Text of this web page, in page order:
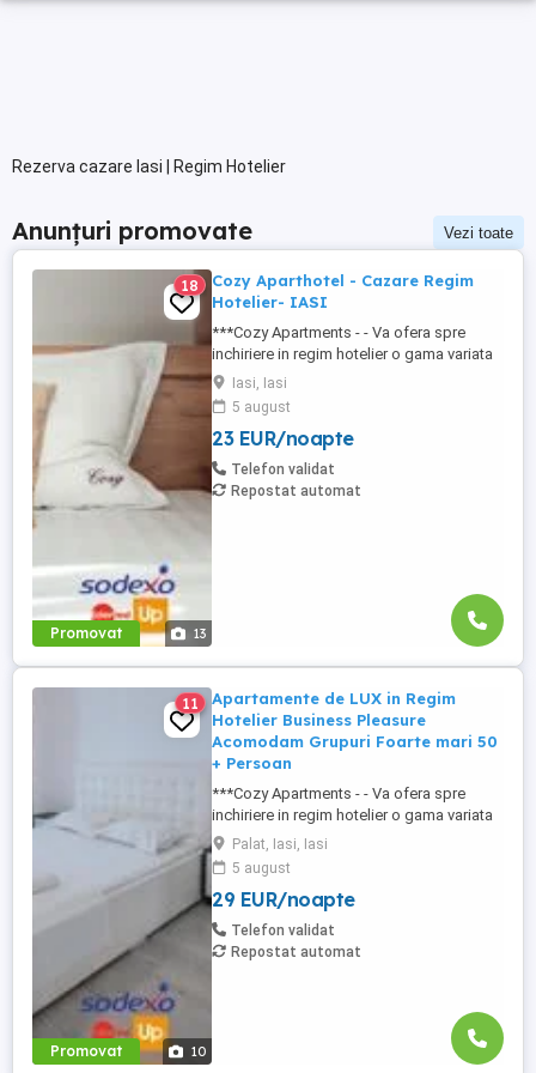
Rezerva cazare Iasi | Regim Hotelier
Anunțuri promovate Vezi toate
Promovat 13
18
Cozy Aparthotel - Cazare Regim
Hotelier- IASI
***Cozy Apartments - - Va ofera spre
inchiriere in regim hotelier o gama variata
de apartamente si garsoniere situate in
puncte cheie ale orasului doar in
complexe rezidentiale noi: *Zona Palas
Mall - Centru - Complex Lazar Residence;
*Zona Palas Mall - Centru Complex Q
Residence; *Zona Palas Mall - ...
Iasi, Iasi
5 august
23 EUR/noapte
Telefon validat
Repostat automat
Promovat 10
11
Apartamente de LUX in Regim
Hotelier Business Pleasure
Acomodam Grupuri Foarte mari 50
+ Persoan
***Cozy Apartments - - Va ofera spre
inchiriere in regim hotelier o gama variata
de apartamente si garsoniere situate in
puncte cheie ale orasului doar in
complexe rezidentiale noi: *Zona Palas
Mall - Centru - Complex Lazar Residence;
*Zona Palas Mall - Centru Complex Q
Residence; *Zona Palas Mall - ...
Palat, Iasi, Iasi
5 august
29 EUR/noapte
Telefon validat
Repostat automat